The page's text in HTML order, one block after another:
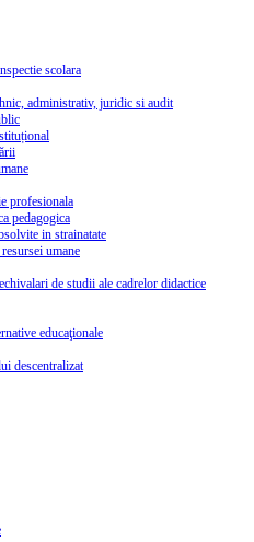
scolara
administrativ, juridic si audit
profesionala
pedagogica
in strainatate
umane
de studii ale cadrelor didactice
educaţionale
descentralizat